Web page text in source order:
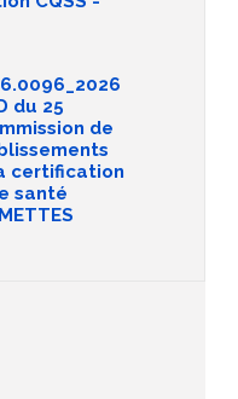
du 25
de
certification
santé